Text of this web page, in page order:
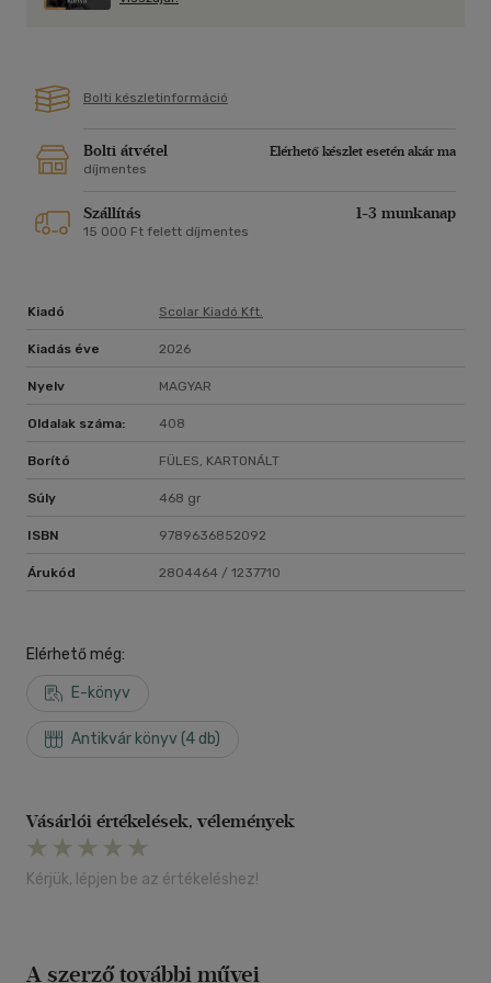
Személyes, intelligens utcai humorral fűszerezett kaland a
Bolti készletinformáció
Bolti átvétel
Elérhető készlet esetén akár ma
díjmentes
Szállítás 1-3 munkanap
15 000 Ft felett díjmentes
Kiadó Scolar Kiadó Kft.
Kiadás éve 2026
Nyelv MAGYAR
Oldalak száma: 408
Borító FÜLES, KARTONÁLT
Súly 468 gr
ISBN 9789636852092
Árukód 2804464 / 1237710
Elérhető még:
E-könyv
Antikvár könyv (4 db)
Vásárlói értékelések, vélemények
Kérjük, lépjen be az értékeléshez!
A szerző további művei